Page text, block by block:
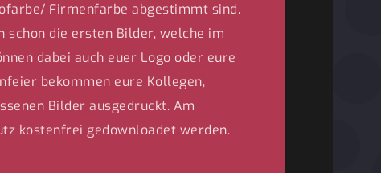
Firmenfarbe abgestimmt sind.
schon die ersten Bilder, welche im
dabei auch euer Logo oder eure
bekommen eure Kollegen,
Bilder ausgedruckt. Am
kostenfrei gedownloadet werden.